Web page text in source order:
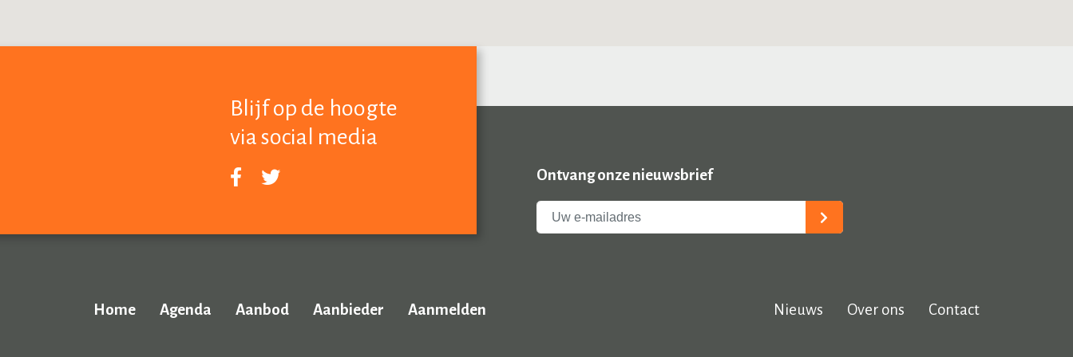
Blijf op de hoogte
via social media
Ontvang onze nieuwsbrief
Home Agenda Aanbod Aanbieder Aanmelden Nieuws Over ons Contact